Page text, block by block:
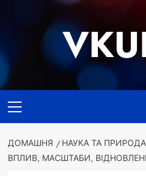
меню
ДОМАШНЯ НАУКА ТА ПРИРОДА
ВПЛИВ, МАСШТАБИ,